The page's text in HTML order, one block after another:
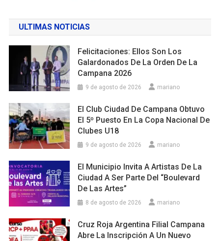
ULTIMAS NOTICIAS
Felicitaciones: Ellos Son Los
Galardonados De La Orden De La
Campana 2026
9 de agosto de 2026 mariano
El Club Ciudad De Campana Obtuvo
El 5º Puesto En La Copa Nacional De
Clubes U18
9 de agosto de 2026 mariano
El Municipio Invita A Artistas De La
Ciudad A Ser Parte Del “Boulevard
De Las Artes”
8 de agosto de 2026 mariano
Cruz Roja Argentina Filial Campana
Abre La Inscripción A Un Nuevo